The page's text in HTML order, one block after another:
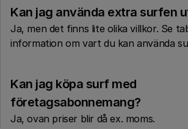
Kan jag använda extra surfen
Ja, men det finns lite olika villkor. Se
information om vart du kan använda
Kan jag köpa surf med
företagsabonnemang?
Ja, ovan priser blir då ex. moms.